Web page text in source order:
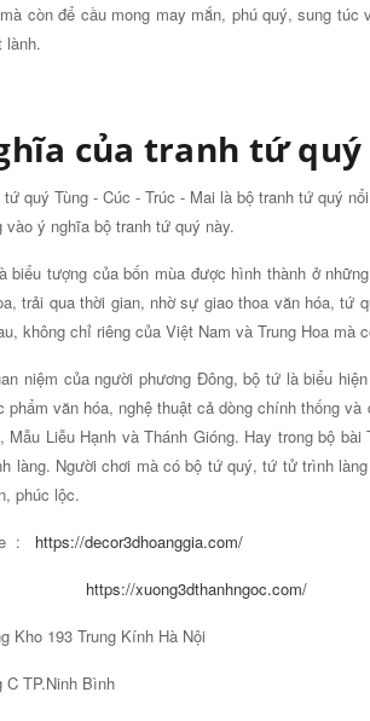
còn để cầu mong may mắn, phú quý, sung
lành.
của tranh tứ quý
tứ quý Tùng - Cúc - Trúc - Mai là bộ tranh tứ quý
vào ý nghĩa bộ tranh tứ quý này.
biểu tượng của bốn mùa được hình thành ở
trải qua thời gian, nhờ sự giao thoa văn hóa, tứ
không chỉ riêng của Việt Nam và Trung Hoa mà
niệm của người phương Đông, bộ tứ là biểu
phẩm văn hóa, nghệ thuật cả dòng chính thống
Mẫu Liễu Hạnh và Thánh Gióng. Hay trong bộ
làng. Người chơi mà có bộ tứ quý, tứ tử trình
phúc lộc.
: https://decor3dhoanggia.com/
https://xuong3dthanhngoc.com/
Kho 193 Trung Kính Hà Nội
Bình